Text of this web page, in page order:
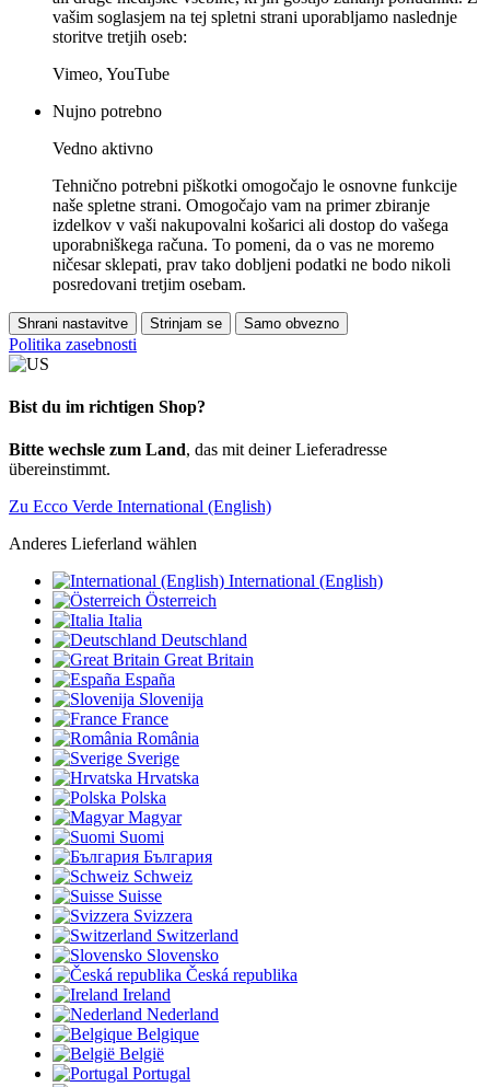
vašim soglasjem na tej spletni strani uporabljamo naslednje
storitve tretjih oseb:
Vimeo, YouTube
Nujno potrebno
Vedno aktivno
Tehnično potrebni piškotki omogočajo le osnovne funkcije
naše spletne strani. Omogočajo vam na primer zbiranje
izdelkov v vaši nakupovalni košarici ali dostop do vašega
uporabniškega računa. To pomeni, da o vas ne moremo
ničesar sklepati, prav tako dobljeni podatki ne bodo nikoli
posredovani tretjim osebam.
Shrani nastavitve Strinjam se Samo obvezno
Politika zasebnosti
Bist du im richtigen Shop?
Bitte wechsle zum Land, das mit deiner Lieferadresse
übereinstimmt.
Zu Ecco Verde International (English)
Anderes Lieferland wählen
International (English)
Österreich
Italia
Deutschland
Great Britain
España
Slovenija
France
România
Sverige
Hrvatska
Polska
Magyar
Suomi
България
Schweiz
Suisse
Svizzera
Switzerland
Slovensko
Česká republika
Ireland
Nederland
Belgique
België
Portugal